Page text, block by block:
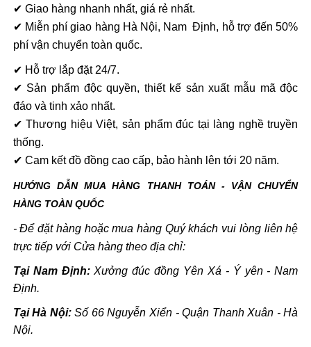
✔ Giao hàng nhanh nhất, giá rẻ nhất.
✔ Miễn phí giao hàng Hà Nội, Nam Định, hỗ trợ đến 50%
phí vận chuyển toàn quốc.
✔ Hỗ trợ lắp đặt 24/7.
✔ Sản phẩm độc quyền, thiết kế sản xuất mẫu mã độc
đáo và tinh xảo nhất.
✔ Thương hiệu Việt, sản phẩm đúc tại làng nghề truyền
thống.
✔ Cam kết đồ đồng cao cấp, bảo hành lên tới 20 năm.
HƯỚNG DẪN MUA HÀNG THANH TOÁN - VẬN CHUYỂN
HÀNG TOÀN QUỐC
- Để đặt hàng hoặc mua hàng Quý khách vui lòng liên hệ
trực tiếp với Cửa hàng theo địa chỉ:
Tại Nam Định:Xưởng đúc đồng Yên Xá - Ý yên - Nam
Định.
Tại Hà Nội:Số 66 Nguyễn Xiển - Quận Thanh Xuân - Hà
Nội.